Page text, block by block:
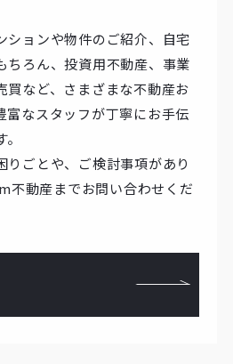
ションや物件のご紹介、自宅
ちろん、投資用不動産、事業
買など、さまざまな不動産お
富なスタッフが丁寧にお手伝
りごとや、ご検討事項があり
不動産までお問い合わせくだ